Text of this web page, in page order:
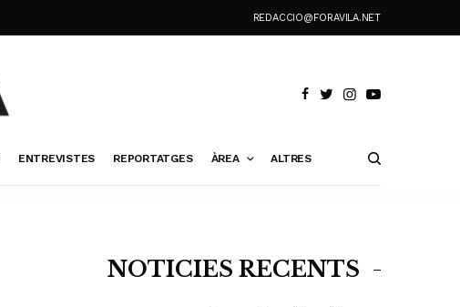
REDACCIO@FORAVILA.NET
ENTREVISTES REPORTATGES ÀREA ALTRES
NOTÍCIES RECENTS